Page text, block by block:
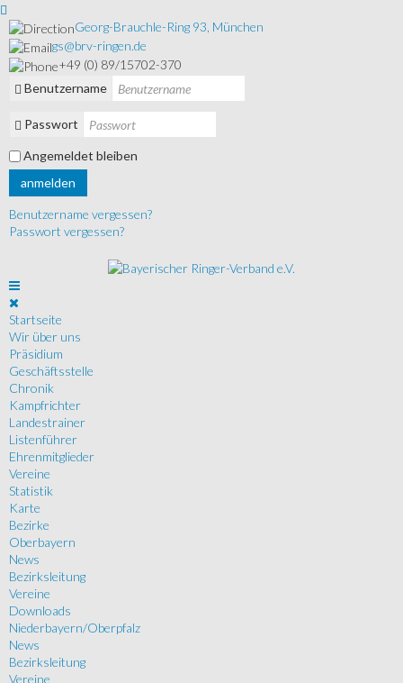
Georg-Brauchle-Ring 93, München
gs@brv-ringen.de
+49 (0) 89/15702-370
Benutzername
Passwort
Angemeldet bleiben
anmelden
Benutzername vergessen?
Passwort vergessen?
Startseite
Wir über uns
Präsidium
Geschäftsstelle
Chronik
Kampfrichter
Landestrainer
Listenführer
Ehrenmitglieder
Vereine
Statistik
Karte
Bezirke
Oberbayern
News
Bezirksleitung
Vereine
Downloads
Niederbayern/Oberpfalz
News
Bezirksleitung
Vereine